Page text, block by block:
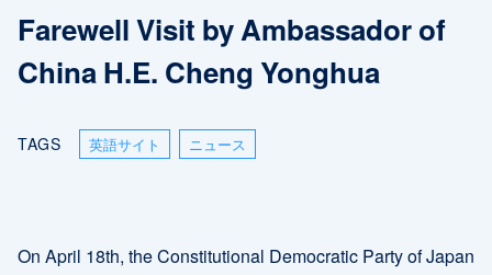
Farewell Visit by Ambassador of
China H.E. Cheng Yonghua
TAGS 英語サイト ニュース
On April 18th, the Constitutional Democratic Party of Japan